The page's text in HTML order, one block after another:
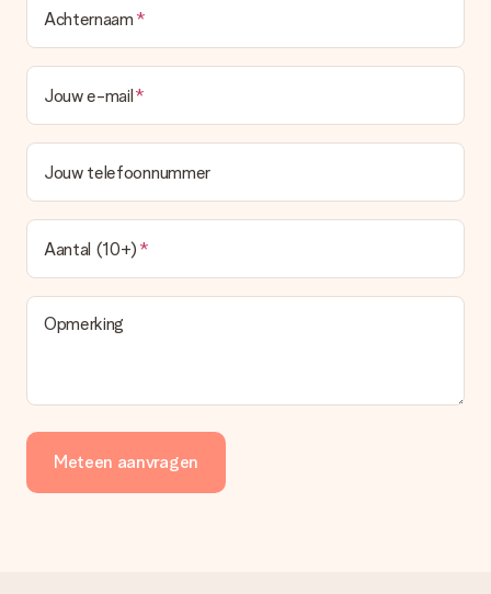
Achternaam
Jouw e-mail
Jouw telefoonnummer
Aantal (10+)
Opmerking
Meteen aanvragen